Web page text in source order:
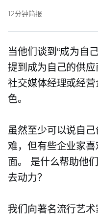
12分钟简报
当他们谈到“成为自
提到成为自己的供应
社交媒体经理或经
色。
虽然至少可以说自
难，但有些企业家
面。 是什么帮助他
去动力？
我们向著名流行艺